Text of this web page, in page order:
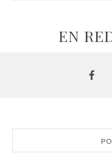
EN